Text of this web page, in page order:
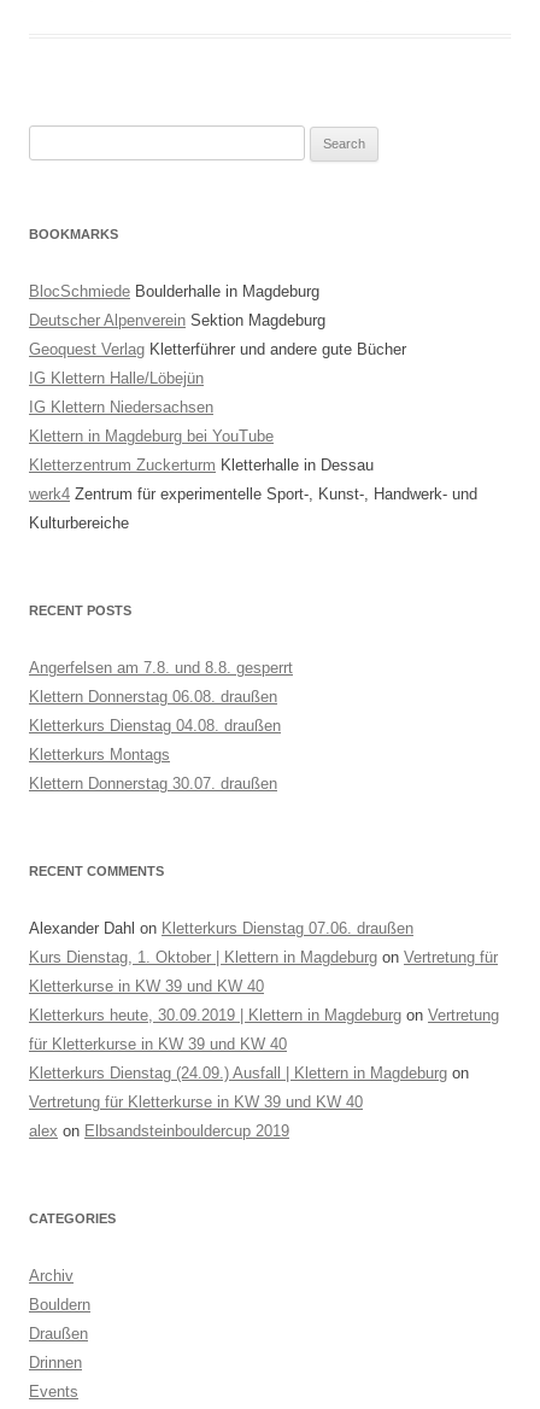
BOOKMARKS
BlocSchmiede Boulderhalle in Magdeburg
Deutscher Alpenverein Sektion Magdeburg
Geoquest Verlag Kletterführer und andere gute Bücher
IG Klettern Halle/Löbejün
IG Klettern Niedersachsen
Klettern in Magdeburg bei YouTube
Kletterzentrum Zuckerturm Kletterhalle in Dessau
werk4 Zentrum für experimentelle Sport-, Kunst-, Handwerk- und
Kulturbereiche
RECENT POSTS
Angerfelsen am 7.8. und 8.8. gesperrt
Klettern Donnerstag 06.08. draußen
Kletterkurs Dienstag 04.08. draußen
Kletterkurs Montags
Klettern Donnerstag 30.07. draußen
RECENT COMMENTS
Alexander Dahl on Kletterkurs Dienstag 07.06. draußen
Kurs Dienstag, 1. Oktober | Klettern in Magdeburg on Vertretung für
Kletterkurse in KW 39 und KW 40
Kletterkurs heute, 30.09.2019 | Klettern in Magdeburg on Vertretung
für Kletterkurse in KW 39 und KW 40
Kletterkurs Dienstag (24.09.) Ausfall | Klettern in Magdeburg on
Vertretung für Kletterkurse in KW 39 und KW 40
alex on Elbsandsteinbouldercup 2019
CATEGORIES
Archiv
Bouldern
Draußen
Drinnen
Events